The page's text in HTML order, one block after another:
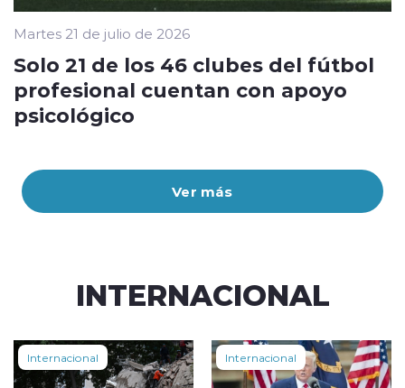
Ver más
Martes 21 de julio de 2026
Solo 21 de los 46 clubes del fútbol
profesional cuentan con apoyo
psicológico
INTERNACIONAL
Internacional Internacional